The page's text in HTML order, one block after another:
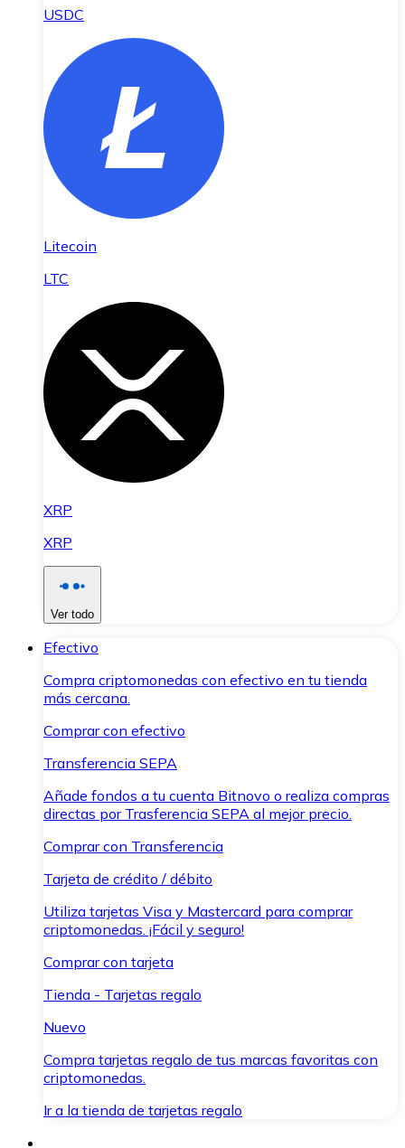
USDC
Litecoin
LTC
XRP
XRP
Ver todo
Efectivo
Compra criptomonedas con efectivo en tu tienda
más cercana.
Comprar con efectivo
Transferencia SEPA
Añade fondos a tu cuenta Bitnovo o realiza compras
directas por Trasferencia SEPA al mejor precio.
Comprar con Transferencia
Tarjeta de crédito / débito
Utiliza tarjetas Visa y Mastercard para comprar
criptomonedas. ¡Fácil y seguro!
Comprar con tarjeta
Tienda - Tarjetas regalo
Nuevo
Compra tarjetas regalo de tus marcas favoritas con
criptomonedas.
Ir a la tienda de tarjetas regalo